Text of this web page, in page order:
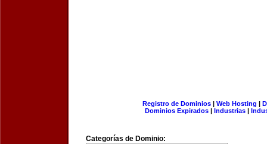
Registro de Dominios| Web Hosting |
Dominios Expirados | Industrias |
Categorías de Dominio: